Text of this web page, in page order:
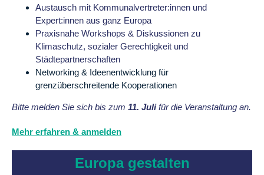
Austausch mit Kommunalvertreter:innen und
Expert:innen aus ganz Europa
Praxisnahe Workshops & Diskussionen zu
Klimaschutz, sozialer Gerechtigkeit und
Städtepartnerschaften
Networking & Ideenentwicklung für
grenzüberschreitende Kooperationen
Bitte melden Sie sich bis zum 11. Julifür die Veranstaltung an.
Mehr erfahren & anmelden
Europa gestalten